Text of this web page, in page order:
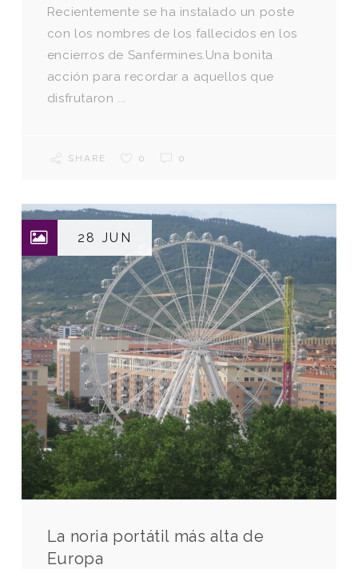
Recientemente se ha instalado un poste
con los nombres de los fallecidos en los
encierros de Sanfermines.Una bonita
acción para recordar a aquellos que
disfrutaron ...
SHARE 0 0
28 JUN
La noria portátil más alta de
Europa